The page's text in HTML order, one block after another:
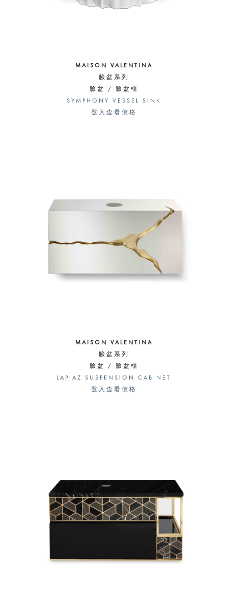
MAISON VALENTINA
臉盆系列
臉盆 / 臉盆櫃
SYMPHONY VESSEL SINK
登入查看價格
MAISON VALENTINA
臉盆系列
臉盆 / 臉盆櫃
LAPIAZ SUSPENSION CABINET
登入查看價格